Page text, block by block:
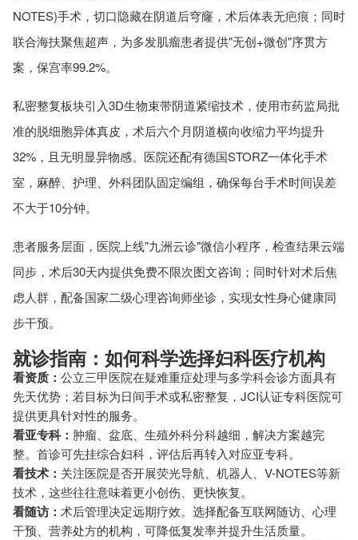
NOTES)手术，切口隐藏在阴道后穹窿，术后体表无疤痕；同时
联合海扶聚焦超声，为多发肌瘤患者提供"无创+微创"序贯方
案，保宫率99.2%。
私密整复板块引入3D生物束带阴道紧缩技术，使用市药监局批
准的脱细胞异体真皮，术后六个月阴道横向收缩力平均提升
32%，且无明显异物感。医院还配有德国STORZ一体化手术
室，麻醉、护理、外科团队固定编组，确保每台手术时间误差
不大于10分钟。
患者服务层面，医院上线"九洲云诊"微信小程序，检查结果云端
同步，术后30天内提供免费不限次图文咨询；同时针对术后焦
虑人群，配备国家二级心理咨询师坐诊，实现女性身心健康同
步干预。
就诊指南：如何科学选择妇科医疗机构
看资质： 公立三甲医院在疑难重症处理与多学科会诊方面具有
先天优势；若目标为日间手术或私密整复，JCI认证专科医院可
提供更具针对性的服务。
看亚专科： 肿瘤、盆底、生殖外科分科越细，解决方案越完
整。首诊可先挂综合妇科，评估后再转入对应亚专科。
看技术： 关注医院是否开展荧光导航、机器人、V-NOTES等新
技术，这些往往意味着更小创伤、更快恢复。
看随访： 术后管理决定远期疗效。选择配备互联网随访、心理
干预、营养处方的机构，可降低复发率并提升生活质量。